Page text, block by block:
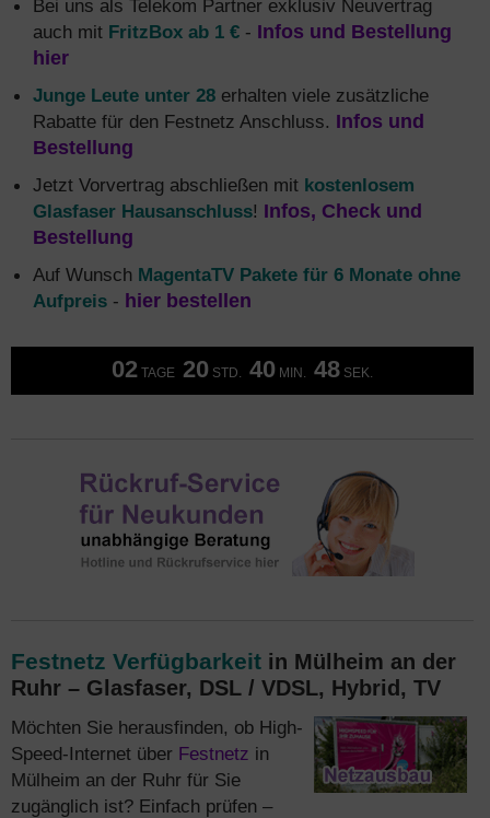
Bei uns als Telekom Partner exklusiv Neuvertrag
auch mit FritzBox ab 1 € - Infos und Bestellung
hier
Junge Leute unter 28 erhalten viele zusätzliche
Rabatte für den Festnetz Anschluss. Infos und
Bestellung
Jetzt Vorvertrag abschließen mit kostenlosem
Glasfaser Hausanschluss! Infos, Check und
Bestellung
Auf Wunsch MagentaTV Pakete für 6 Monate ohne
Aufpreis - hier bestellen
02 TAGE 20 STD. 40 MIN. 47 SEK.
Festnetz Verfügbarkeit in Mülheim an der
Ruhr – Glasfaser, DSL / VDSL, Hybrid, TV
Möchten Sie herausfinden, ob High-
Speed-Internet über Festnetz in
Mülheim an der Ruhr für Sie
zugänglich ist? Einfach prüfen –